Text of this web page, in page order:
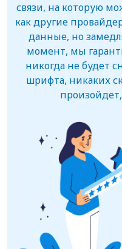
связи, на которую
как другие
данные, но
момент, мы
никогда не будет
шрифта, никаких